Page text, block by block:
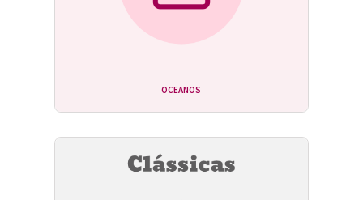
OCEANOS